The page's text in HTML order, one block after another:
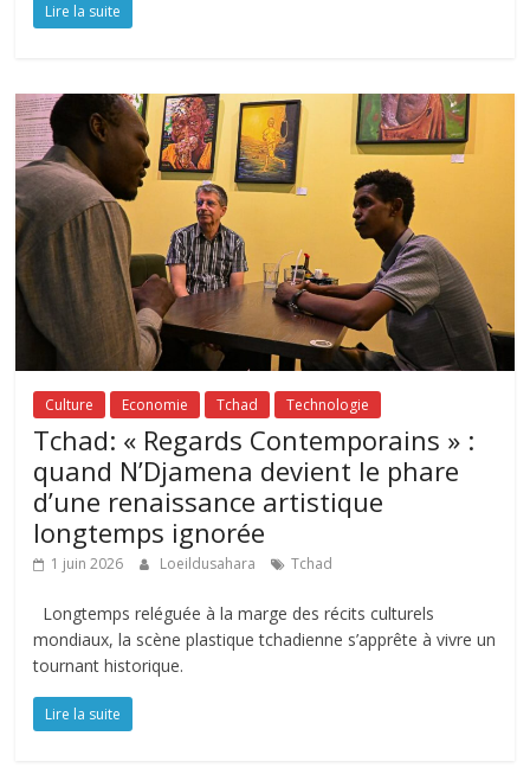
Lire la suite
Culture Economie Tchad Technologie
Tchad: « Regards Contemporains » :
quand N’Djamena devient le phare
d’une renaissance artistique
longtemps ignorée
1 juin 2026 Loeildusahara Tchad
Longtemps reléguée à la marge des récits culturels
mondiaux, la scène plastique tchadienne s’apprête à vivre un
tournant historique.
Lire la suite